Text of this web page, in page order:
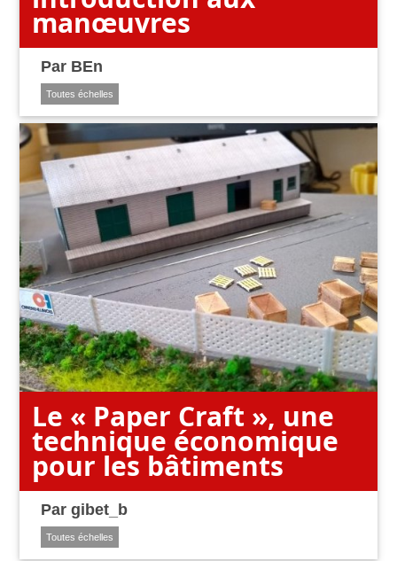
manœuvres
Par BEn
Toutes échelles
Le « Paper Craft », une
technique économique
pour les bâtiments
Par gibet_b
Toutes échelles